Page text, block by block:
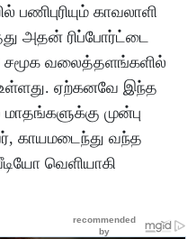
காவலாளி
அதன் ரிப்போர்ட்டை
சமூக வலைத்தளங்களில்
உள்ளது. ஏற்கனவே இந்த
முன்பு
காயமடைந்து வந்த
வெளியாகி